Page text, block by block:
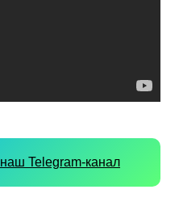
Telegram-канал